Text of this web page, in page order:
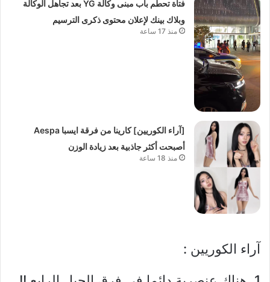
فتاة تحطم باب مبنى وكالة YG بعد تجاهل الوكالة
وبلاك بينك لإعلان محتوى ذكرى الترسيم
منذ 17 ساعة
[آراء الكوريين] كارينا من فرقة ايسبا Aespa
أصبحت أكثر جاذبية بعد زيادة الوزن
منذ 18 ساعة
آراء الكوريين :